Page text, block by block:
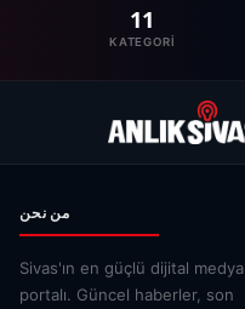
11
KATEGORI
من نحن
Sivas'ın en güçlü dijital medya
portalı. Güncel haberler, son